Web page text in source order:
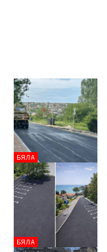
БЯЛА
БЯЛА